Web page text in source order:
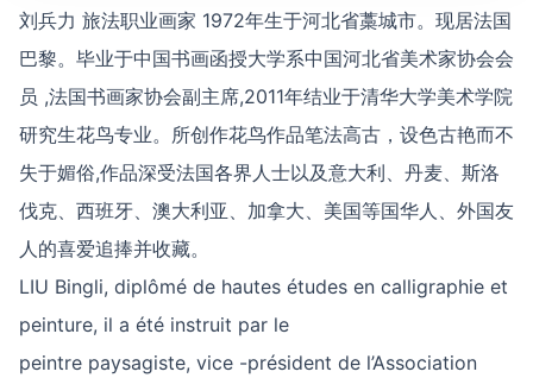
刘兵力 旅法职业画家 1972年生于河北省藁城市。现居法国
巴黎。毕业于中国书画函授大学系中国河北省美术家协会会
员 ,法国书画家协会副主席,2011年结业于清华大学美术学院
研究生花鸟专业。所创作花鸟作品笔法高古，设色古艳而不
失于媚俗,作品深受法国各界人士以及意大利、丹麦、斯洛
伐克、西班牙、澳大利亚、加拿大、美国等国华人、外国友
人的喜爱追捧并收藏。
LIU Bingli, diplômé de hautes études en calligraphie et
peinture, il a été instruit par le
peintre paysagiste, vice -président de l’Association